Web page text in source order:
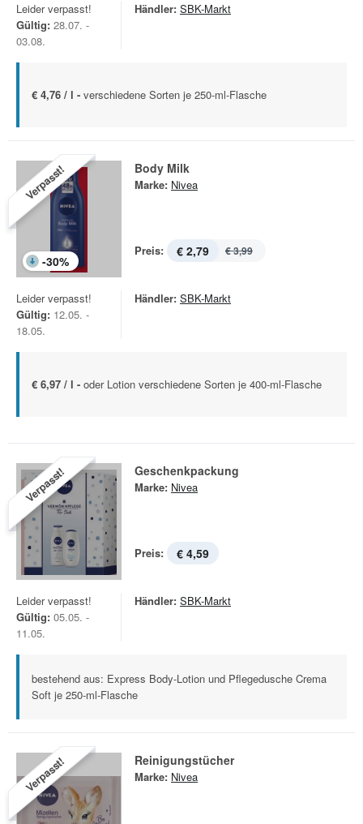
Leider verpasst!
Gültig: 28.07. -
03.08.
Händler: SBK-Markt
€ 4,76 / l - verschiedene Sorten je 250-ml-Flasche
Verpasst!
-30%
Body Milk
Marke: Nivea
Preis: € 2,79 € 3,99
Leider verpasst!
Gültig: 12.05. -
18.05.
Händler: SBK-Markt
€ 6,97 / l - oder Lotion verschiedene Sorten je 400-ml-Flasche
Verpasst! Geschenkpackung
Marke: Nivea
Preis: € 4,59
Leider verpasst!
Gültig: 05.05. -
11.05.
Händler: SBK-Markt
bestehend aus: Express Body-Lotion und Pflegedusche Crema
Soft je 250-ml-Flasche
Verpasst! Reinigungstücher
Marke: Nivea